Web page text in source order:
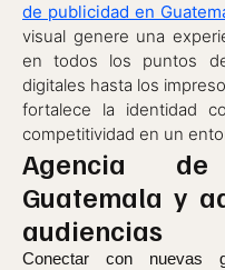
de publicidad en
visual genere una
en todos los puntos
digitales hasta los
fortalece la identidad
competitividad en un
Agencia
Guatemala y
audiencias
Conectar con nuevas